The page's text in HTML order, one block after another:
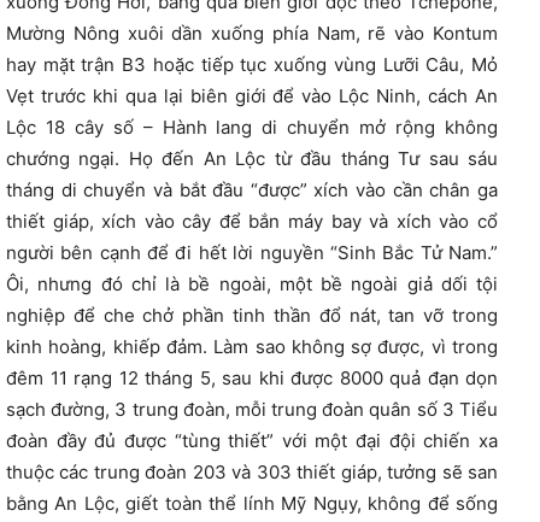
Mường Nông xuôi dần xuống phía Nam, rẽ vào Kontum
hay mặt trận B3 hoặc tiếp tục xuống vùng Lưỡi Câu, Mỏ
Vẹt trước khi qua lại biên giới để vào Lộc Ninh, cách An
Lộc 18 cây số – Hành lang di chuyển mở rộng không
chướng ngại. Họ đến An Lộc từ đầu tháng Tư sau sáu
tháng di chuyển và bắt đầu “được” xích vào cần chân ga
thiết giáp, xích vào cây để bắn máy bay và xích vào cổ
người bên cạnh để đi hết lời nguyền “Sinh Bắc Tử Nam.”
Ôi, nhưng đó chỉ là bề ngoài, một bề ngoài giả dối tội
nghiệp để che chở phần tinh thần đổ nát, tan vỡ trong
kinh hoàng, khiếp đảm. Làm sao không sợ được, vì trong
đêm 11 rạng 12 tháng 5, sau khi được 8000 quả đạn dọn
sạch đường, 3 trung đoàn, mỗi trung đoàn quân số 3 Tiểu
đoàn đầy đủ được “tùng thiết” với một đại đội chiến xa
thuộc các trung đoàn 203 và 303 thiết giáp, tưởng sẽ san
bằng An Lộc, giết toàn thể lính Mỹ Ngụy, không để sống